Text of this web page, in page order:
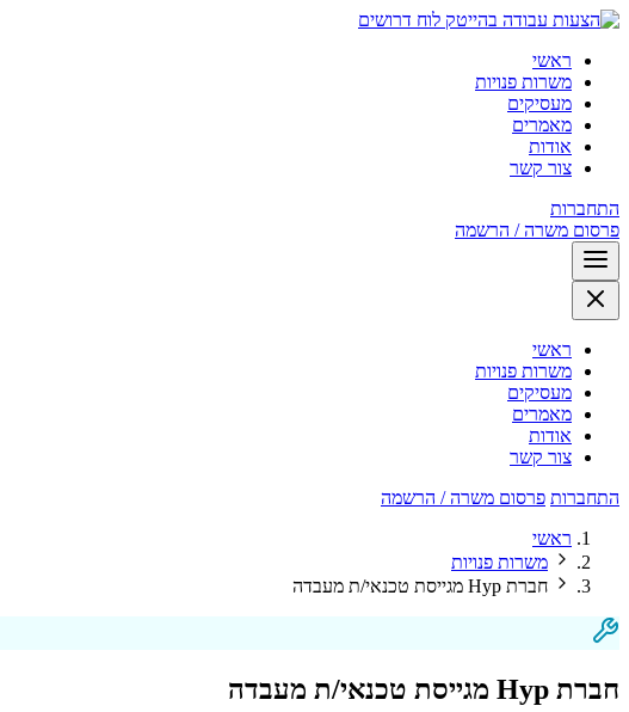
לוח דרושים
ראשי
משרות פנויות
מעסיקים
מאמרים
אודות
צור קשר
התחברות
פרסום משרה / הרשמה
ראשי
משרות פנויות
מעסיקים
מאמרים
אודות
צור קשר
התחברות פרסום משרה / הרשמה
ראשי
משרות פנויות
חברת Hyp מגייסת טכנאי/ת מעבדה
חברת Hyp מגייסת טכנאי/ת מעבדה